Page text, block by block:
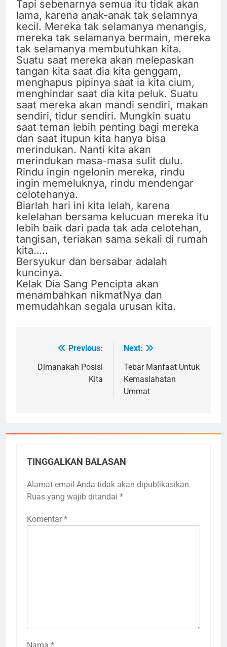
Tapi sebenarnya semua itu tidak akan
lama, karena anak-anak tak selamnya
kecil. Mereka tak selamanya menangis,
mereka tak selamanya bermain, mereka
tak selamanya membutuhkan kita.
Suatu saat mereka akan melepaskan
tangan kita saat dia kita genggam,
menghapus pipinya saat ia kita cium,
menghindar saat dia kita peluk. Suatu
saat mereka akan mandi sendiri, makan
sendiri, tidur sendiri. Mungkin suatu
saat teman lebih penting bagi mereka
dan saat itupun kita hanya bisa
merindukan. Nanti kita akan
merindukan masa-masa sulit dulu.
Rindu ingin ngelonin mereka, rindu
ingin memeluknya, rindu mendengar
celotehanya.
Biarlah hari ini kita lelah, karena
kelelahan bersama kelucuan mereka itu
lebih baik dari pada tak ada celotehan,
tangisan, teriakan sama sekali di rumah
kita…..
Bersyukur dan bersabar adalah
kuncinya.
Kelak Dia Sang Pencipta akan
menambahkan nikmatNya dan
memudahkan segala urusan kita.
Navigasi
pos
Previous:
Dimanakah Posisi
Kita
Next:
Tebar Manfaat Untuk
Kemaslahatan
Ummat
TINGGALKAN BALASAN
Alamat email Anda tidak akan dipublikasikan.
Ruas yang wajib ditandai *
Komentar *
3